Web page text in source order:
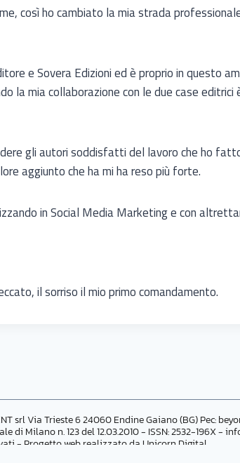
così ho cambiato la mia strada
e Sovera Edizioni ed è proprio in questo
la mia collaborazione con le due case
gli autori soddisfatti del lavoro che ho
aggiunto che ha mi ha reso più forte.
in Social Media Marketing e con
il sorriso il mio primo comandamento.
srl Via Trieste 6 24060 Endine Gaiano (BG) Pec:
di Milano n. 123 del 12.03.2010 - ISSN: 2532-196X -
- Progetto web realizzato da Unicorn Digital